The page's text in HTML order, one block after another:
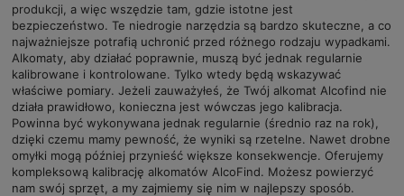
produkcji, a więc wszędzie tam, gdzie istotne jest
bezpieczeństwo. Te niedrogie narzędzia są bardzo skuteczne, a co
najważniejsze potrafią uchronić przed różnego rodzaju wypadkami.
Alkomaty, aby działać poprawnie, muszą być jednak regularnie
kalibrowane i kontrolowane. Tylko wtedy będą wskazywać
właściwe pomiary. Jeżeli zauważyłeś, że Twój alkomat Alcofind nie
działa prawidłowo, konieczna jest wówczas jego kalibracja.
Powinna być wykonywana jednak regularnie (średnio raz na rok),
dzięki czemu mamy pewność, że wyniki są rzetelne. Nawet drobne
omyłki mogą później przynieść większe konsekwencje. Oferujemy
kompleksową kalibrację alkomatów AlcoFind. Możesz powierzyć
nam swój sprzęt, a my zajmiemy się nim w najlepszy sposób.